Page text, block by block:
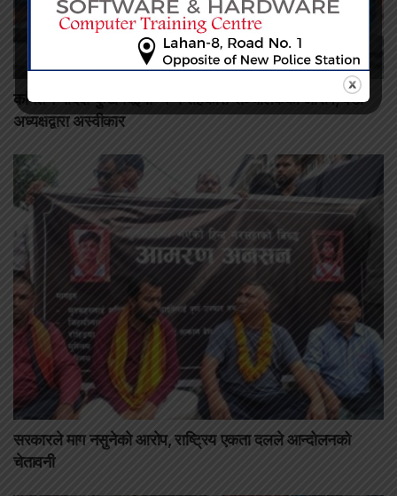
कमिशन नदिँदा दुःख दिइयो’ भन्ने सहकारी सञ्चालकको आरोप, वडा
अध्यक्षद्वारा अस्वीकार
सरकारले माग नसुनेको आरोप, राष्ट्रिय एकता दलले आन्दोलनको
चेतावनी